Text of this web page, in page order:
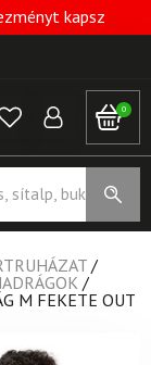
kapsz
0
/
/
M FEKETE OUT